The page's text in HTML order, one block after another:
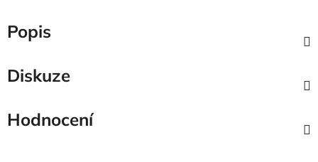
Popis
Diskuze
Hodnocení